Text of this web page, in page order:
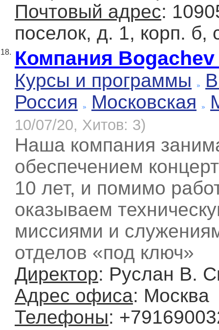
Почтовый адрес:
поселок, д. 1, корп. б,
18. Компания
Курсы и программы
Россия
Московская
10/07/20, Хитов: 3)
Наша компания
обеспечением
10 лет, и помимо
оказываем
миссиями и
отделов «под ключ»
Директор: Руслан В.
Адрес офиса: Москва
Телефоны: